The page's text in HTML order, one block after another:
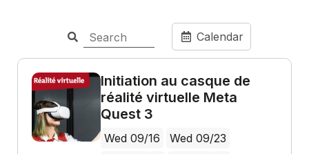
Calendar
Initiation au casque de
réalité virtuelle Meta
Quest 3
Wed 09/16
Wed 09/23